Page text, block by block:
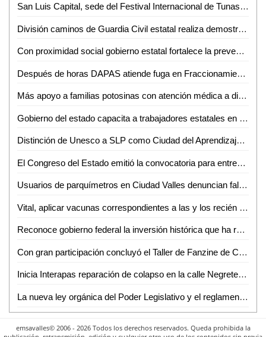
San Luis Capital, sede del Festival Internacional de Tunas y Estudiantinas este fin de semana
División caminos de Guardia Civil estatal realiza demostración a niñas y niños de institución infantil
Con proximidad social gobierno estatal fortalece la prevención
Después de horas DAPAS atiende fuga en Fraccionamiento El Sol
Más apoyo a familias potosinas con atención médica a distancia
Gobierno del estado capacita a trabajadores estatales en ética e integridad
Distinción de Unesco a SLP como Ciudad del Aprendizaje muestra el progreso impulsado por el Gobierno de la Capital: AMPI
El Congreso del Estado emitió la convocatoria para entregar la presea al mérito "Plan de San Luis", año 2024: Dip. Claudia Tristán Alvarado
Usuarios de parquímetros en Ciudad Valles denuncian fallas constantes
Vital, aplicar vacunas correspondientes a las y los recién nacidos
Reconoce gobierno federal la inversión histórica que ha realizado el ayuntamiento de SLP en el campo
Con gran participación concluyó el Taller de Fanzine de Cultura Municipal
Inicia Interapas reparación de colapso en la calle Negrete en el Barrio de San Sebastián.
La nueva ley orgánica del Poder Legislativo y el reglamento del congreso del estado, no implicará ningún gasto extraordinario
emsavalles© 2006 - 2026 Todos los derechos reservados. Queda prohibida la